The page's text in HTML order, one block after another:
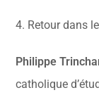
4. Retour dans
Philippe
catholique